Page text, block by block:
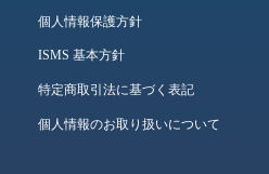
個人情報保護方針
ISMS 基本方針
特定商取引法に基づく表記
個人情報のお取り扱いについて